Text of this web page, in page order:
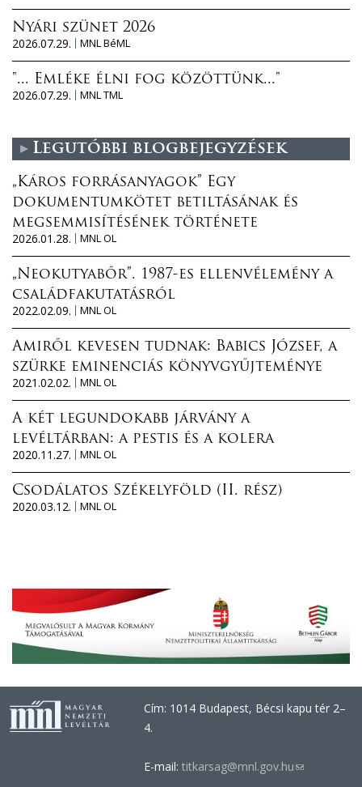
Nyári szünet 2026
2026.07.29.
MNL BéML
"... Emléke élni fog közöttünk..."
2026.07.29.
MNL TML
Legutóbbi blogbejegyzések
„Káros forrásanyagok” Egy
dokumentumkötet betiltásának és
megsemmisítésének története
2026.01.28.
MNL OL
„Neokutyabőr”. 1987-es ellenvélemény a
családfakutatásról
2022.02.09.
MNL OL
Amiről kevesen tudnak: Babics József, a
szürke eminenciás könyvgyűjteménye
2021.02.02.
MNL OL
A két legundokabb járvány a
levéltárban: a pestis és a kolera
2020.11.27.
MNL OL
Csodálatos Székelyföld (II. rész)
2020.03.12.
MNL OL
Cím: 1014 Budapest, Bécsi kapu tér 2–
4.
E-mail: titkarsag@mnl.gov.hu(link